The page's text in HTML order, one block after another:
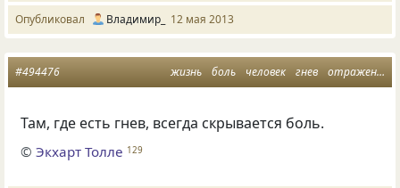
Опубликовал Владимир_ 12 мая 2013
жизнь боль человек гнев отражение
#494476
Там, где есть гнев, всегда скрывается боль.
©Экхарт Толле 129